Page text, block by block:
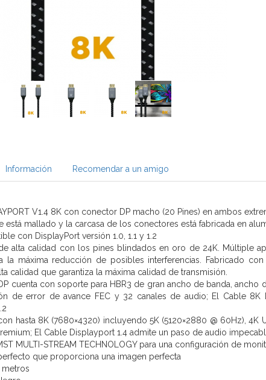
Información Recomendar a un amigo
V1.4 8K con conector DP macho (20 Pines) en ambos
está mallado y la carcasa de los conectores está fabricada en
con DisplayPort versión 1.0, 1.1 y 1.2
alta calidad con los pines blindados en oro de 24K. Múltiple
la máxima reducción de posibles interferencias. Fabricado
calidad que garantiza la máxima calidad de transmisión.
cuenta con soporte para HBR3 de gran ancho de banda,
de error de avance FEC y 32 canales de audio; El Cable
hasta 8K (7680×4320) incluyendo 5K (5120×2880 @ 60Hz),
El Cable Displayport 1.4 admite un paso de audio
MULTI-STREAM TECHNOLOGY para una configuración de
que proporciona una imagen perfecta
metros